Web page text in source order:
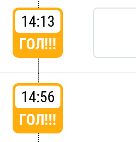
14:13
ГОЛ!!!
14:56
ГОЛ!!!